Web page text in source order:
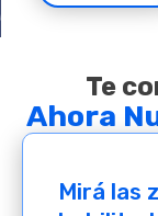
Te
Ahora
Mirá las